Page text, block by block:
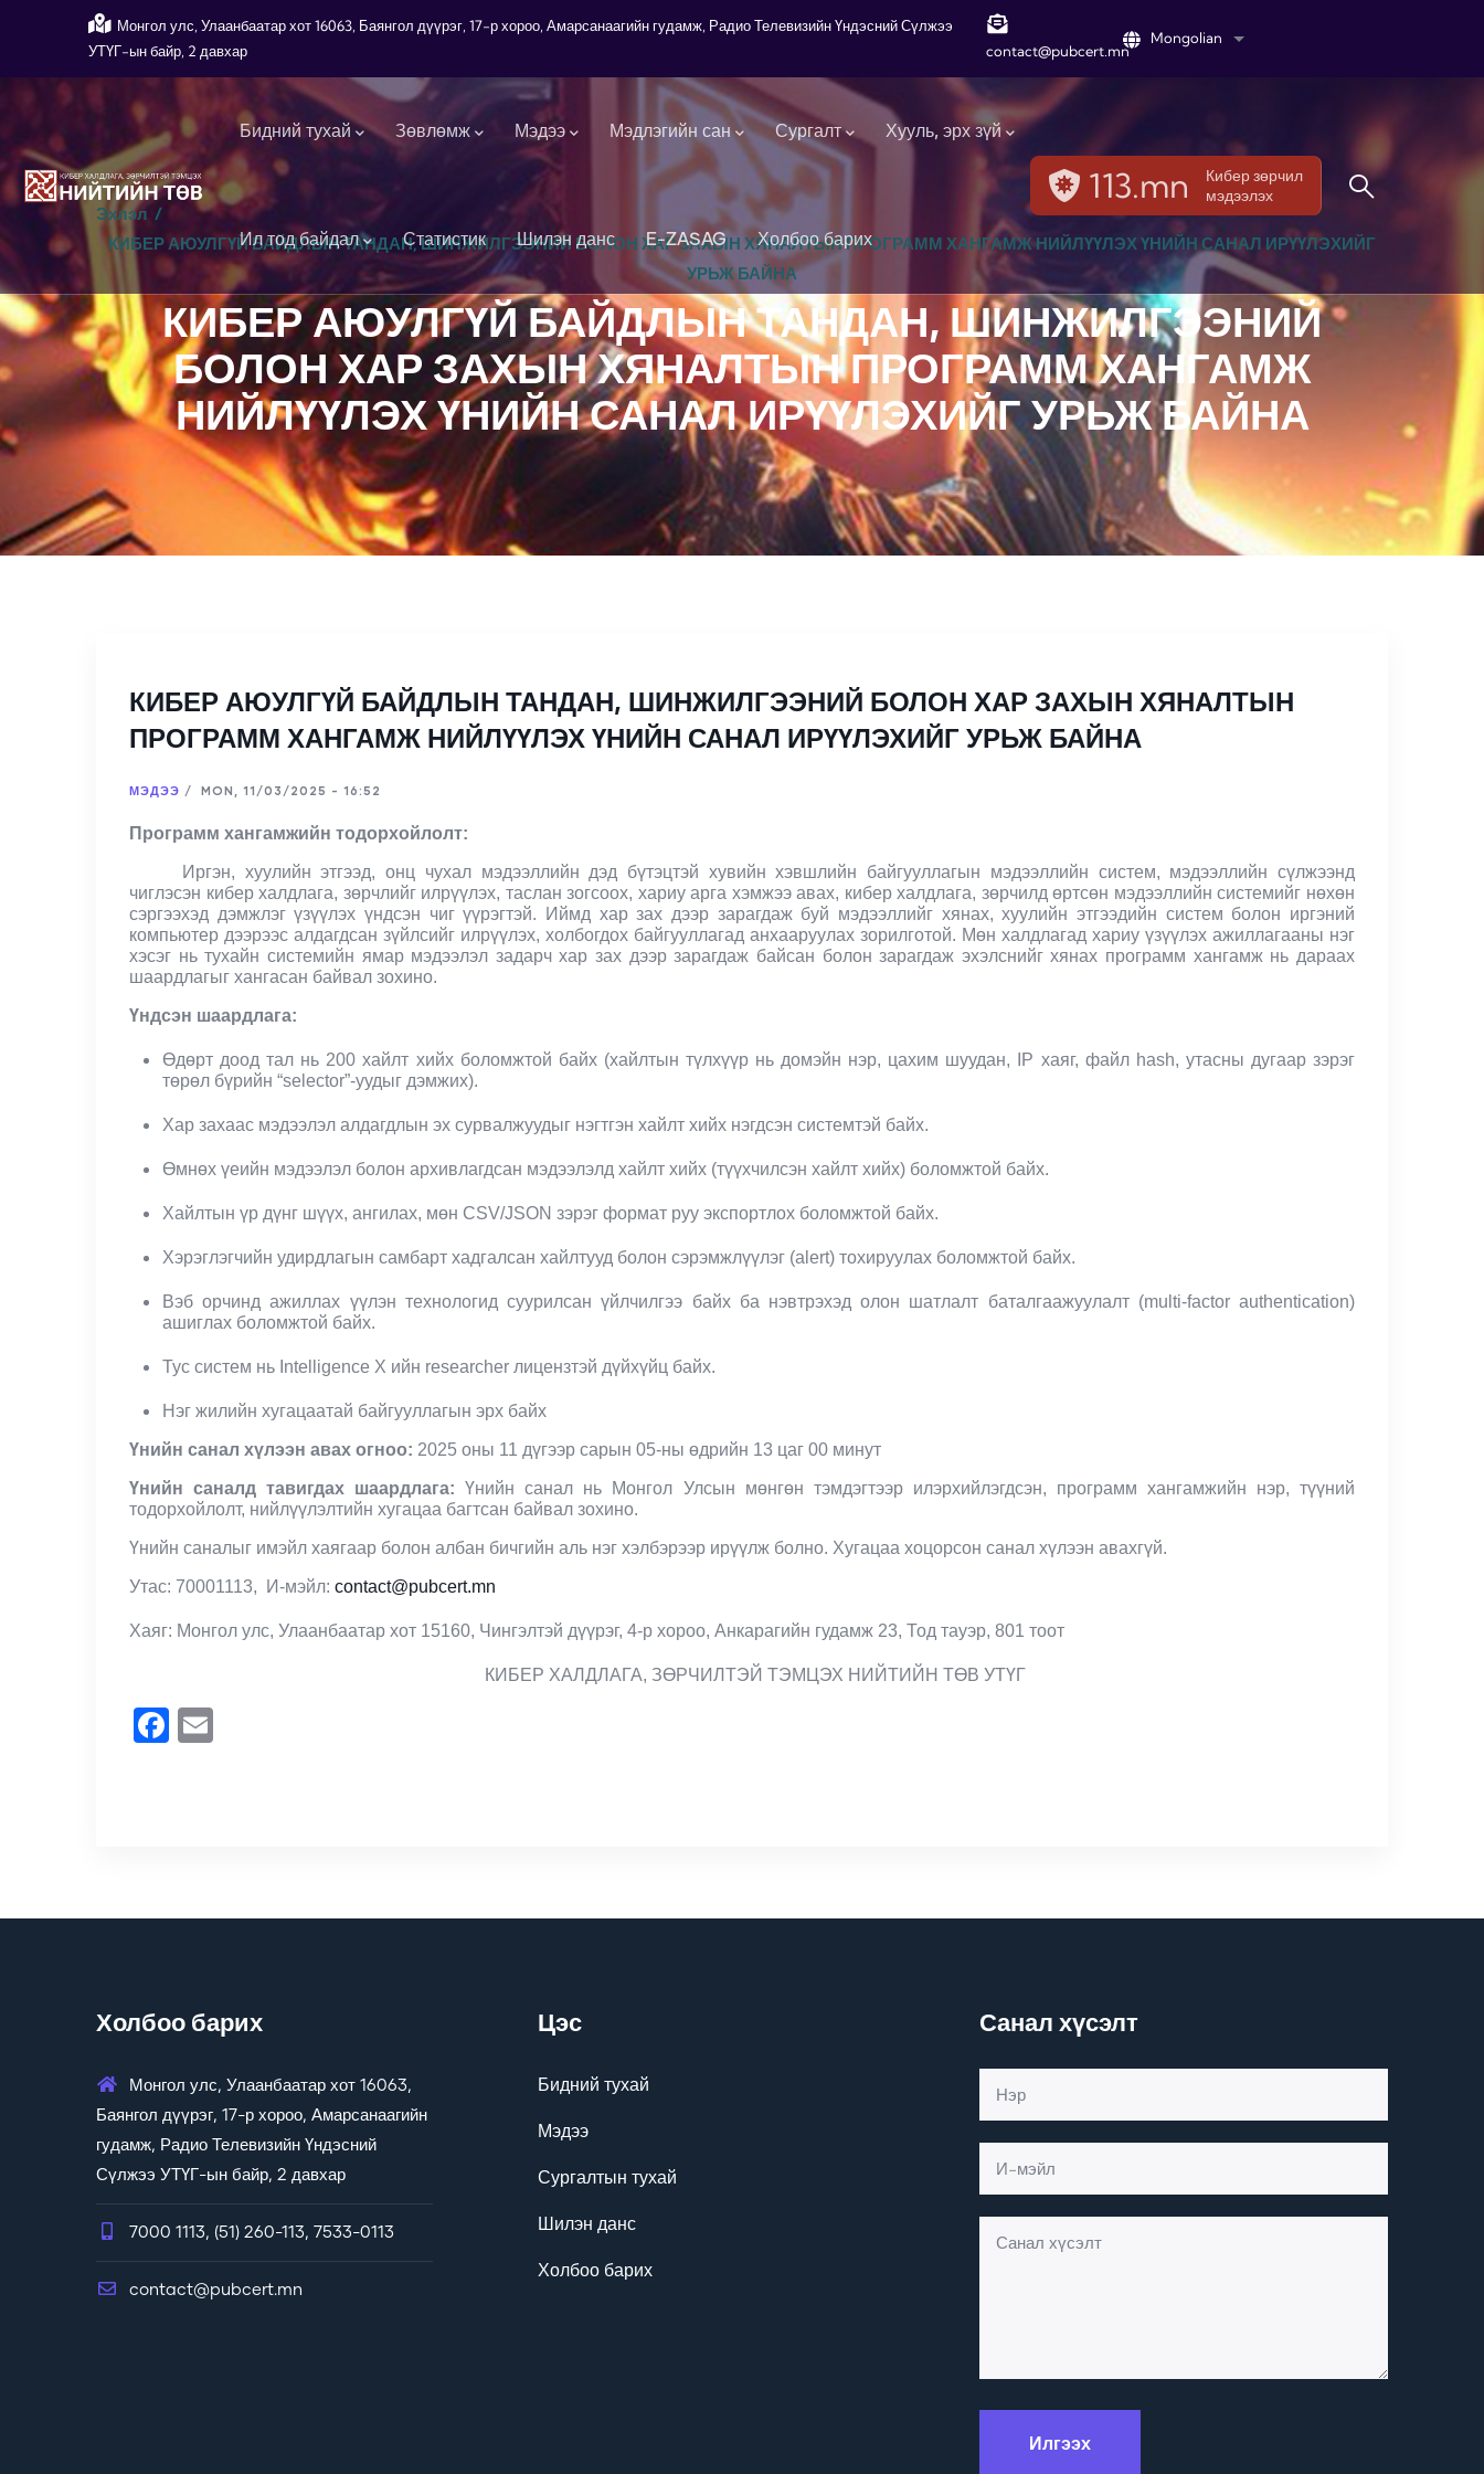
Skip to main contentМонгол улс, Улаанбаатар хот 16063, Баянгол дүүрэг, 17-р хороо, Амарсанаагийн гудамж, Радио Телевизийн Үндэсний Сүлжээ
УТҮГ-ын байр, 2 давхар
contact@pubcert.mn
Mongolian List additional actions
Main navigation
Бидний тухай Зөвлөмж Мэдээ Мэдлэгийн сан Сургалт Хууль, эрх зүй
Ил тод байдал Статистик Шилэн данс E-ZASAG Холбоо барих
113.mn
Кибер зөрчил
мэдээлэх
Эхлэл /
КИБЕР АЮУЛГҮЙ БАЙДЛЫН ТАНДАН, ШИНЖИЛГЭЭНИЙ БОЛОН ХАР ЗАХЫН ХЯНАЛТЫН ПРОГРАММ ХАНГАМЖ НИЙЛҮҮЛЭХ ҮНИЙН САНАЛ ИРҮҮЛЭХИЙГ
УРЬЖ БАЙНА
КИБЕР АЮУЛГҮЙ БАЙДЛЫН ТАНДАН, ШИНЖИЛГЭЭНИЙ
БОЛОН ХАР ЗАХЫН ХЯНАЛТЫН ПРОГРАММ ХАНГАМЖ
НИЙЛҮҮЛЭХ ҮНИЙН САНАЛ ИРҮҮЛЭХИЙГ УРЬЖ БАЙНА
КИБЕР АЮУЛГҮЙ БАЙДЛЫН ТАНДАН, ШИНЖИЛГЭЭНИЙ БОЛОН ХАР ЗАХЫН ХЯНАЛТЫН
ПРОГРАММ ХАНГАМЖ НИЙЛҮҮЛЭХ ҮНИЙН САНАЛ ИРҮҮЛЭХИЙГ УРЬЖ БАЙНА
МЭДЭЭ / MON, 11/03/2025 - 16:52
Программ хангамжийн тодорхойлолт:
Иргэн, хуулийн этгээд, онц чухал мэдээллийн дэд бүтэцтэй хувийн хэвшлийн байгууллагын мэдээллийн систем, мэдээллийн сүлжээнд
чиглэсэн кибер халдлага, зөрчлийг илрүүлэх, таслан зогсоох, хариу арга хэмжээ авах, кибер халдлага, зөрчилд өртсөн мэдээллийн системийг нөхөн
сэргээхэд дэмжлэг үзүүлэх үндсэн чиг үүрэгтэй. Иймд хар зах дээр зарагдаж буй мэдээллийг хянах, хуулийн этгээдийн систем болон иргэний
компьютер дээрээс алдагдсан зүйлсийг илрүүлэх, холбогдох байгууллагад анхааруулах зорилготой. Мөн халдлагад хариу үзүүлэх ажиллагааны нэг
хэсэг нь тухайн системийн ямар мэдээлэл задарч хар зах дээр зарагдаж байсан болон зарагдаж эхэлснийг хянах программ хангамж нь дараах
шаардлагыг хангасан байвал зохино.
Үндсэн шаардлага:
Өдөрт доод тал нь 200 хайлт хийх боломжтой байх (хайлтын түлхүүр нь домэйн нэр, цахим шуудан, IP хаяг, файл hash, утасны дугаар зэрэг
төрөл бүрийн “selector”-уудыг дэмжих).
Хар захаас мэдээлэл алдагдлын эх сурвалжуудыг нэгтгэн хайлт хийх нэгдсэн системтэй байх.
Өмнөх үеийн мэдээлэл болон архивлагдсан мэдээлэлд хайлт хийх (түүхчилсэн хайлт хийх) боломжтой байх.
Хайлтын үр дүнг шүүх, ангилах, мөн CSV/JSON зэрэг формат руу экспортлох боломжтой байх.
Хэрэглэгчийн удирдлагын самбарт хадгалсан хайлтууд болон сэрэмжлүүлэг (alert) тохируулах боломжтой байх.
Вэб орчинд ажиллах үүлэн технологид суурилсан үйлчилгээ байх ба нэвтрэхэд олон шатлалт баталгаажуулалт (multi-factor authentication)
ашиглах боломжтой байх.
Тус систем нь Intelligence X ийн researcher лицензтэй дүйхүйц байх.
Нэг жилийн хугацаатай байгууллагын эрх байх
Үнийн санал хүлээн авах огноо: 2025 оны 11 дүгээр сарын 05-ны өдрийн 13 цаг 00 минут
Үнийн саналд тавигдах шаардлага: Үнийн санал нь Монгол Улсын мөнгөн тэмдэгтээр илэрхийлэгдсэн, программ хангамжийн нэр, түүний
тодорхойлолт, нийлүүлэлтийн хугацаа багтсан байвал зохино.
Үнийн саналыг имэйл хаягаар болон албан бичгийн аль нэг хэлбэрээр ирүүлж болно. Хугацаа хоцорсон санал хүлээн авахгүй.
Утас: 70001113, И-мэйл: contact@pubcert.mn
Хаяг: Монгол улс, Улаанбаатар хот 15160, Чингэлтэй дүүрэг, 4-р хороо, Анкарагийн гудамж 23, Тод тауэр, 801 тоот
КИБЕР ХАЛДЛАГА, ЗӨРЧИЛТЭЙ ТЭМЦЭХ НИЙТИЙН ТӨВ УТҮГ
Facebook
Холбоо барих
Монгол улс, Улаанбаатар хот 16063,
Баянгол дүүрэг, 17-р хороо, Амарсанаагийн
гудамж, Радио Телевизийн Үндэсний
Сүлжээ УТҮГ-ын байр, 2 давхар
7000 1113, (51) 260-113, 7533-0113
contact@pubcert.mn
Цэс
Бидний тухай
Мэдээ
Сургалтын тухай
Шилэн данс
Холбоо барих
Санал хүсэлт